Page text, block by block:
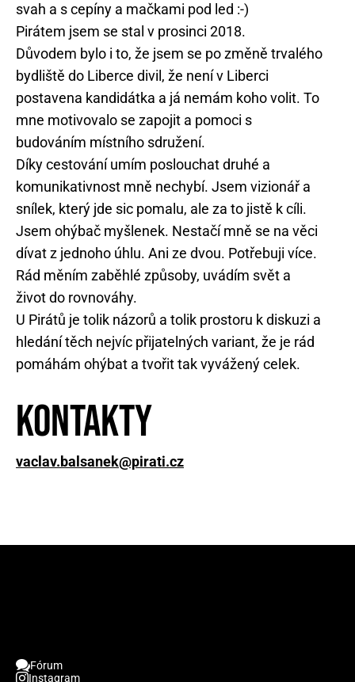
svah a s cepíny a mačkami pod led :-)
Pirátem jsem se stal v prosinci 2018.
Důvodem bylo i to, že jsem se po změně trvalého
bydliště do Liberce divil, že není v Liberci
postavena kandidátka a já nemám koho volit. To
mne motivovalo se zapojit a pomoci s
budováním místního sdružení.
Díky cestování umím poslouchat druhé a
komunikativnost mně nechybí. Jsem vizionář a
snílek, který jde sic pomalu, ale za to jistě k cíli.
Jsem ohýbač myšlenek. Nestačí mně se na věci
dívat z jednoho úhlu. Ani ze dvou. Potřebuji více.
Rád měním zaběhlé způsoby, uvádím svět a
život do rovnováhy.
U Pirátů je tolik názorů a tolik prostoru k diskuzi a
hledání těch nejvíc přijatelných variant, že je rád
pomáhám ohýbat a tvořit tak vyvážený celek.
Kontakty
vaclav.balsanek@pirati.cz
Fórum
Instagram